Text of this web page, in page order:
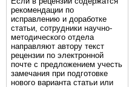
рекомендации по
исправлению и доработке
статьи, сотрудники научно-
методического отдела
направляют автору текст
рецензии по электронной
почте с предложением учесть
замечания при подготовке
нового варианта статьи или